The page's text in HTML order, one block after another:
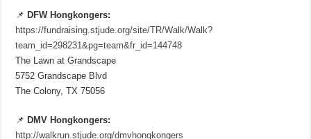
📌 DFW Hongkongers:
https://fundraising.stjude.org/site/TR/Walk/Walk?
team_id=298231&pg=team&fr_id=144748
The Lawn at Grandscape
5752 Grandscape Blvd
The Colony, TX 75056
📌 DMV Hongkongers:
http://walkrun.stjude.org/dmvhongkongers